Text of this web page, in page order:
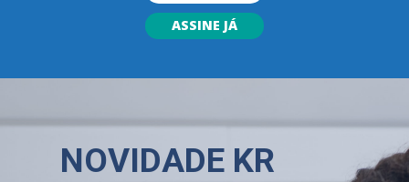
ASSINE JÁ
NOVIDADE KR